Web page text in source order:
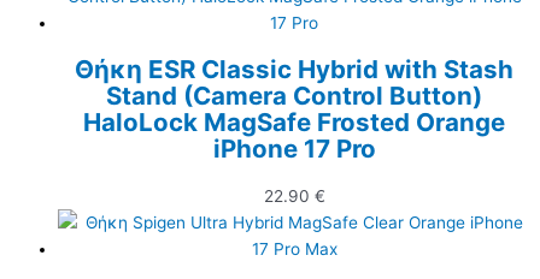
Θήκη ESR Classic Hybrid with Stash
Stand (Camera Control Button)
HaloLock MagSafe Frosted Orange
iPhone 17 Pro
22.90 €